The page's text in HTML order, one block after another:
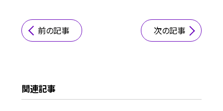
前の記事 次の記事
関連記事